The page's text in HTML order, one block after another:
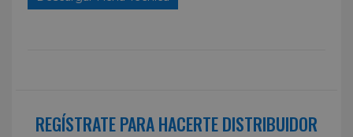
REGÍSTRATE PARA HACERTE DISTRIBUIDOR